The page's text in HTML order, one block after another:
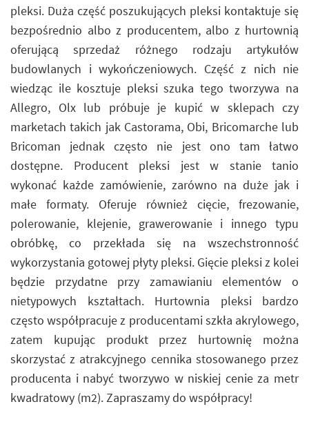
pleksi. Duża część poszukujących pleksi kontaktuje się
bezpośrednio albo z producentem, albo z hurtownią
oferującą sprzedaż różnego rodzaju artykułów
budowlanych i wykończeniowych. Część z nich nie
wiedząc ile kosztuje pleksi szuka tego tworzywa na
Allegro, Olx lub próbuje je kupić w sklepach czy
marketach takich jak Castorama, Obi, Bricomarche lub
Bricoman jednak często nie jest ono tam łatwo
dostępne. Producent pleksi jest w stanie tanio
wykonać każde zamówienie, zarówno na duże jak i
małe formaty. Oferuje również cięcie, frezowanie,
polerowanie, klejenie, grawerowanie i innego typu
obróbkę, co przekłada się na wszechstronność
wykorzystania gotowej płyty pleksi. Gięcie pleksi z kolei
będzie przydatne przy zamawianiu elementów o
nietypowych kształtach. Hurtownia pleksi bardzo
często współpracuje z producentami szkła akrylowego,
zatem kupując produkt przez hurtownię można
skorzystać z atrakcyjnego cennika stosowanego przez
producenta i nabyć tworzywo w niskiej cenie za metr
kwadratowy (m2). Zapraszamy do współpracy!